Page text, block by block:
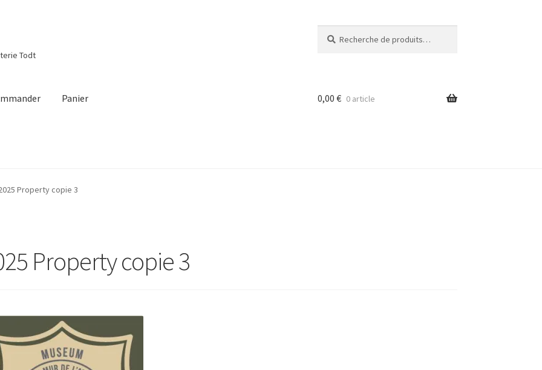
Todt
pour :
Panier 0,00 € 0 article
Property copie 3
Property copie 3